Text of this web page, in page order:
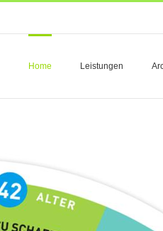
Home Leistungen